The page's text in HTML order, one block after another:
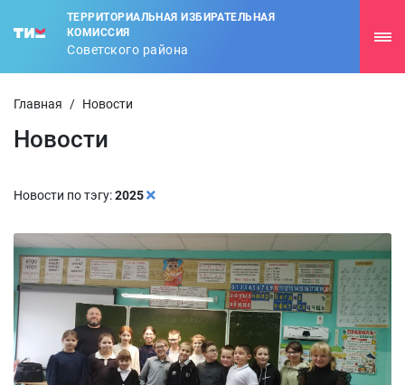
ТЕРРИТОРИАЛЬНАЯ ИЗБИРАТЕЛЬНАЯ
КОМИССИЯ
Советского района
Главная / Новости
Новости
Новости по тэгу:2025